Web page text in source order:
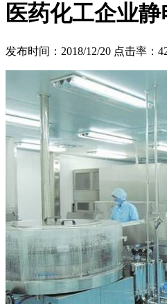
医药化工企业
发布时间：2018/12/20 点击率：